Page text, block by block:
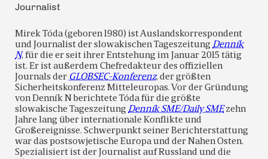
Journalist
Mirek Tóda (geboren 1980) ist Auslandskorrespondent
und Journalist der slowakischen Tageszeitung Denník
N, für die er seit ihrer Entstehung im Januar 2015 tätig
ist. Er ist außerdem Chefredakteur des offiziellen
Journals der GLOBSEC-Konferenz, der größten
Sicherheitskonferenz Mitteleuropas. Vor der Gründung
von Denník N berichtete Tóda für die größte
slowakische Tageszeitung Denník SME/Daily SMEzehn
Jahre lang über internationale Konflikte und
Großereignisse. Schwerpunkt seiner Berichterstattung
war das postsowjetische Europa und der Nahen Osten.
Spezialisiert ist der Journalist auf Russland und die